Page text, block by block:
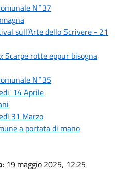
N°37
sull’Arte dello Scrivere - 21
Scarpe rotte eppur bisogna
N°35
14 Aprile
31 Marzo
a portata di mano
: 19 maggio 2025, 12:25